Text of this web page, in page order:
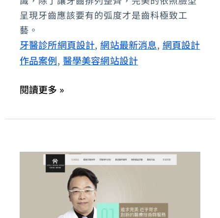
呈現牙齒應該要有的弧度才是齒科極致工
藝。
牙醫診所網頁設計, 網站最新消息, 網頁設計
作品案例, 醫學美容網站設計
隱
形
矯
正、
童
閱讀更多 »